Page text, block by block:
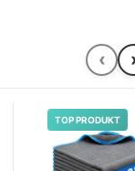
‹
TOP PRODUKT